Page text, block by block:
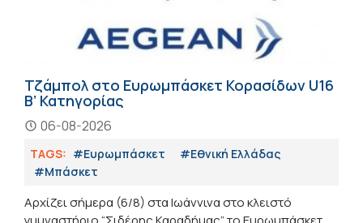
Τζάμπολ στο Ευρωμπάσκετ Κορασίδων U16
Β’ Κατηγορίας
06-08-2026
TAGS: #Ευρωμπάσκετ
#Εθνική Ελλάδας
#Μπάσκετ
Αρχίζει σήμερα (6/8) στα Ιωάννινα στο κλειστό